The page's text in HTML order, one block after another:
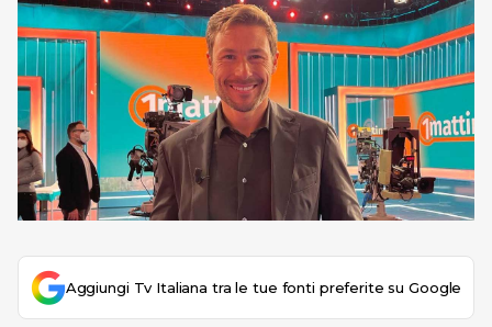
Aggiungi Tv Italiana tra le tue fonti preferite su Google